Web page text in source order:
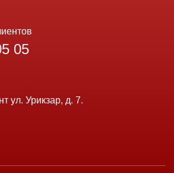
05
ул. Урикзар, д. 7.